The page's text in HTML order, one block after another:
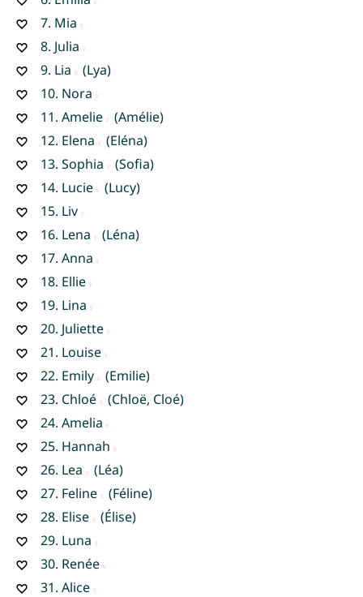
7. Mia
8. Julia
9. Lia
(Lya)
10. Nora
11. Amelie
(Amélie)
12. Elena
(Eléna)
13. Sophia
(Sofia)
14. Lucie
(Lucy)
15. Liv
16. Lena
(Léna)
17. Anna
18. Ellie
19. Lina
20. Juliette
21. Louise
22. Emily
(Emilie)
23. Chloé
(Chloë, Cloé)
24. Amelia
25. Hannah
26. Lea
(Léa)
27. Feline
(Féline)
28. Elise
(Élise)
29. Luna
30. Renée
31. Alice